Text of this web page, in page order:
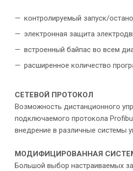
контролируемый запуск/
электронная защита
встроенный байпас во всем
расширенное количество
СЕТЕВОЙ ПРОТОКОЛ
Возможность дистанционного
подключаемого протокола
внедрение в различные системы
МОДИФИЦИРОВАННАЯ
Большой выбор настраиваемых